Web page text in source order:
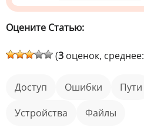
Оцените Статью:
(3 оценок, среднее:
доступ ошибки пути
устройства
файлы